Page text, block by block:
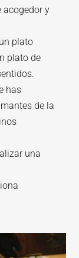
acogedor y
plato
plato de
has
de la
una